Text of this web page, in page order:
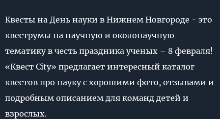
Квесты на День науки в Нижнем Новгороде - это
квеструмы на научную и околонаучную
тематику в честь праздника ученых – 8 февраля!
«Квест City» предлагает интересный каталог
квестов про науку с хорошими фото, отзывами и
подробным описанием для команд детей и
взрослых.